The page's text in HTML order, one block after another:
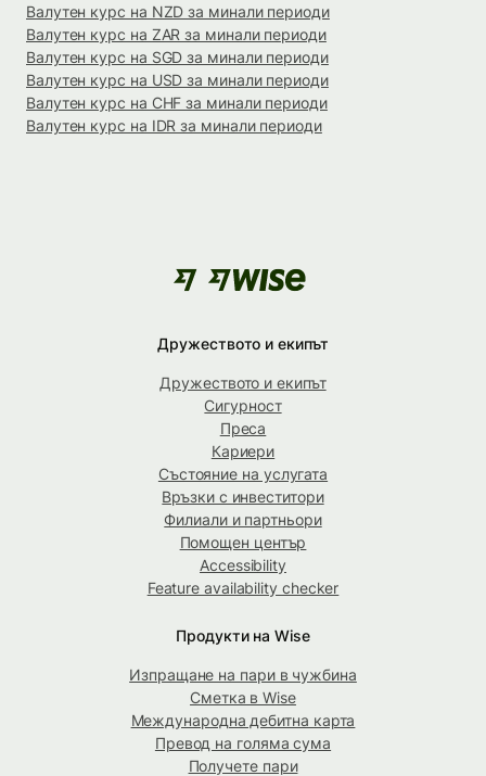
Валутен курс на NZD за минали периоди
Валутен курс на ZAR за минали периоди
Валутен курс на SGD за минали периоди
Валутен курс на USD за минали периоди
Валутен курс на CHF за минали периоди
Валутен курс на IDR за минали периоди
Дружеството и екипът
Дружеството и екипът
Сигурност
Преса
Кариери
Състояние на услугата
Връзки с инвеститори
Филиали и партньори
Помощен център
Accessibility
Feature availability checker
Продукти на Wise
Изпращане на пари в чужбина
Сметка в Wise
Международна дебитна карта
Превод на голяма сума
Получете пари